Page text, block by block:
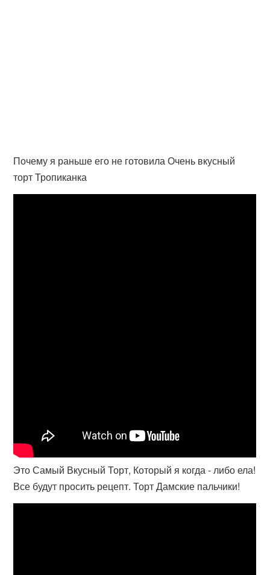
Почему я раньше его не готовила Очень вкусный
торт Тропиканка
Это Самый Вкусный Торт, Который я когда - либо ела!
Все будут просить рецепт. Торт Дамские пальчики!